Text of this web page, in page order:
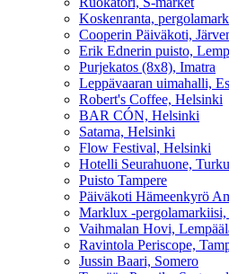
Koskenranta,
Cooperin Päiväkoti,
Erik Ednerin puisto,
Purjekatos (8x8), Imatra
Leppävaaran uimahalli,
Robert's Coffee, Helsinki
BAR CÓN, Helsinki
Satama, Helsinki
Flow Festival, Helsinki
Hotelli Seurahuone, Turku
Puisto Tampere
Päiväkoti Hämeenkyrö
Marklux -pergolamarkiisi,
Vaihmalan Hovi,
Ravintola Periscope,
Jussin Baari, Somero